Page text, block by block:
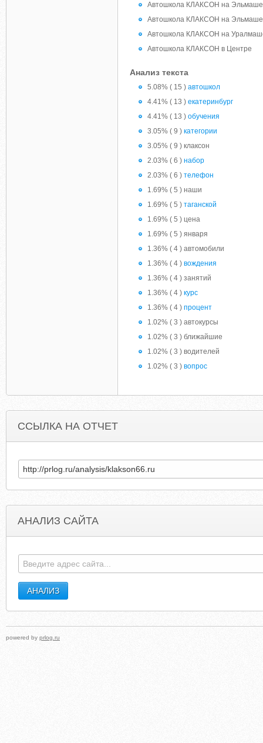
Автошкола КЛАКСОН на Эльмаше
Автошкола КЛАКСОН на Эльмаше
Автошкола КЛАКСОН на
Автошкола КЛАКСОН в Центре
Анализ текста
5.08% ( 15 ) автошкол
4.41% ( 13 ) екатеринбург
4.41% ( 13 ) обучения
3.05% ( 9 ) категории
3.05% ( 9 ) клаксон
2.03% ( 6 ) набор
2.03% ( 6 ) телефон
1.69% ( 5 ) наши
1.69% ( 5 ) таганской
1.69% ( 5 ) цена
1.69% ( 5 ) января
1.36% ( 4 ) автомобили
1.36% ( 4 ) вождения
1.36% ( 4 ) занятий
1.36% ( 4 ) курс
1.36% ( 4 ) процент
1.02% ( 3 ) автокурсы
1.02% ( 3 ) ближайшие
1.02% ( 3 ) водителей
1.02% ( 3 ) вопрос
ССЫЛКА НА ОТЧЕТ
АНАЛИЗ САЙТА
powered by prlog.ru